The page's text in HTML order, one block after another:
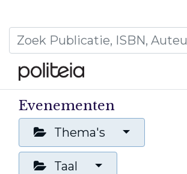
Evenementen
Thema's
Taal